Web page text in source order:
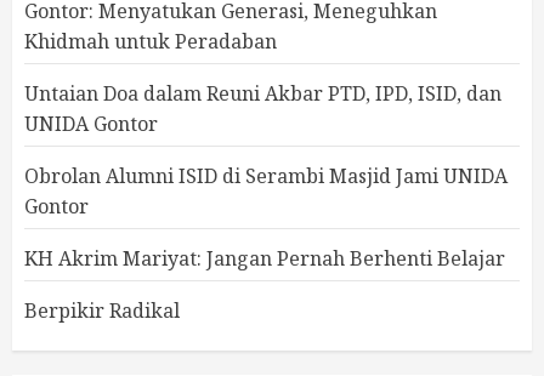
Gontor: Menyatukan Generasi, Meneguhkan
Khidmah untuk Peradaban
Untaian Doa dalam Reuni Akbar PTD, IPD, ISID, dan
UNIDA Gontor
Obrolan Alumni ISID di Serambi Masjid Jami UNIDA
Gontor
KH Akrim Mariyat: Jangan Pernah Berhenti Belajar
Berpikir Radikal